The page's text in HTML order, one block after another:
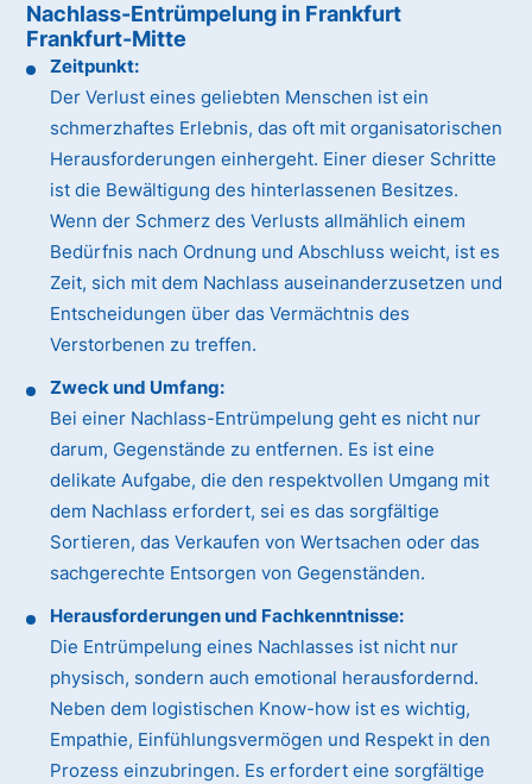
Nachlass-Entrümpelung in Frankfurt
Frankfurt-Mitte
Zeitpunkt:
Der Verlust eines geliebten Menschen ist ein
schmerzhaftes Erlebnis, das oft mit organisatorischen
Herausforderungen einhergeht. Einer dieser Schritte
ist die Bewältigung des hinterlassenen Besitzes.
Wenn der Schmerz des Verlusts allmählich einem
Bedürfnis nach Ordnung und Abschluss weicht, ist es
Zeit, sich mit dem Nachlass auseinanderzusetzen und
Entscheidungen über das Vermächtnis des
Verstorbenen zu treffen.
Zweck und Umfang:
Bei einer Nachlass-Entrümpelung geht es nicht nur
darum, Gegenstände zu entfernen. Es ist eine
delikate Aufgabe, die den respektvollen Umgang mit
dem Nachlass erfordert, sei es das sorgfältige
Sortieren, das Verkaufen von Wertsachen oder das
sachgerechte Entsorgen von Gegenständen.
Herausforderungen und Fachkenntnisse:
Die Entrümpelung eines Nachlasses ist nicht nur
physisch, sondern auch emotional herausfordernd.
Neben dem logistischen Know-how ist es wichtig,
Empathie, Einfühlungsvermögen und Respekt in den
Prozess einzubringen. Es erfordert eine sorgfältige